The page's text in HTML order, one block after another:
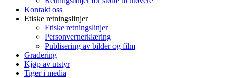
Kontakt oss
Etiske retningslinjer
Etiske retningslinjer
Personvernerklæring
Publisering av bilder og film
Gradering
Kjøp av utstyr
Tiger i media